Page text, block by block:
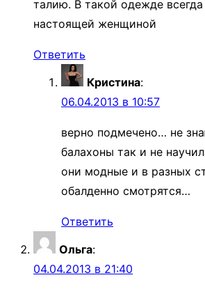
талию. В такой одежде
настоящей женщиной
Ответить
Кристина:
06.04.2013 в 10:57
верно подмечено… не
балахоны так и не
они модные и в разных
обалденно смотрятся…
Ответить
Ольга:
04.04.2013 в 21:40